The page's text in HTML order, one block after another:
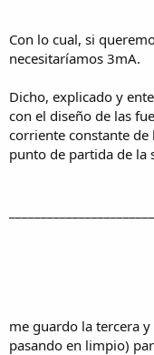
Con lo cual, si
necesitaríamos 3mA.
Dicho, explicado y
con el diseño de las
corriente constante de
punto de partida de la
me guardo la tercera
pasando en limpio)